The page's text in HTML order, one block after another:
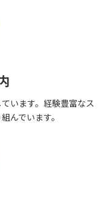
います。経験豊富なス
んでいます。